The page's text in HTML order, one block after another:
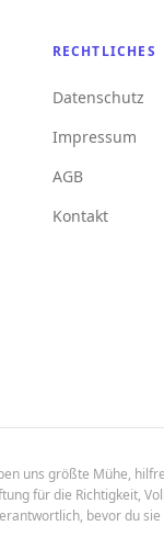
RECHTLICHES
Datenschutz
Impressum
AGB
Kontakt
uns größte Mühe,
für die Richtigkeit,
bevor du sie